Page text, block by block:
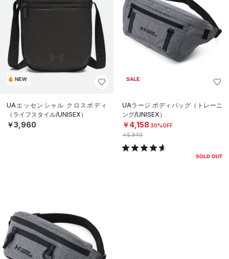
NEW
UAエッセンシャル クロスボディ
（ライフスタイル/UNISEX）
￥3,960
SALE
UAラージ ボディバッグ（トレーニ
ング/UNISEX）
￥4,158 30%OFF
￥5,940
SOLD OUT